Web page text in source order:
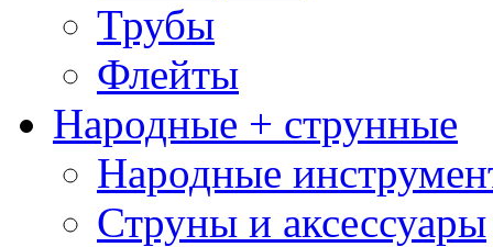
Трубы
Флейты
Народные + струнные
Народные
Струны и аксессуары